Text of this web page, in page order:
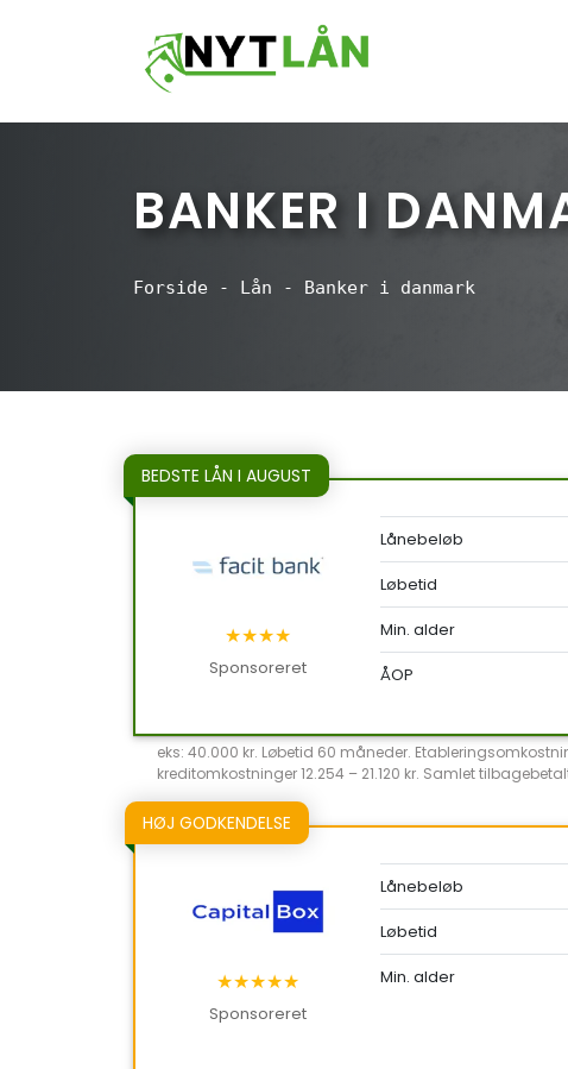
BANKER I
Forside - Lån - Banker i danmark
BEDSTE LÅN I AUGUST
★★★★
Sponsoreret
Lånebeløb
Løbetid
Min. alder
ÅOP
eks: 40.000 kr. Løbetid 60 måneder.
kreditomkostninger 12.254 – 21.120 kr. Samlet
HØJ GODKENDELSE
★★★★★
Sponsoreret
Lånebeløb
Løbetid
Min. alder